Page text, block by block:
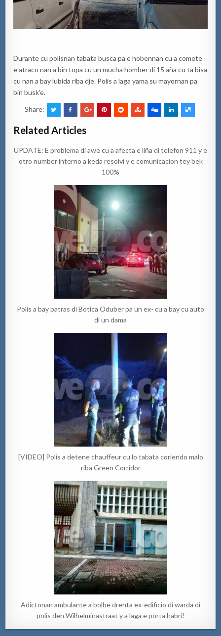
Durante cu polisnan tabata busca pa e hobennan cu a comete
e atraco nan a bin topa cu un mucha homber di 15 aña cu ta bisa
cu nan a bay lubida riba dje. Polis a laga yama su mayornan pa
bin busk’e.
Share:
Related Articles
UPDATE: E problema di awe cu a afecta e liña di telefon 911 y e
otro number interno a keda resolvi y e comunicacion tey bek
100%
Polis a bay patras di Botica Oduber pa un ex- cu a bay cu auto
di un dama
[VIDEO] Polis a detene chauffeur cu lo tabata coriendo malo
riba Green Corridor
Adictonan ambulante a bolbe drenta ex-edificio di warda di
polis den Wilhelminastraat y a laga e porta habri!